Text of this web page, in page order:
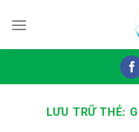
đến
LƯU TRỮ THẺ: